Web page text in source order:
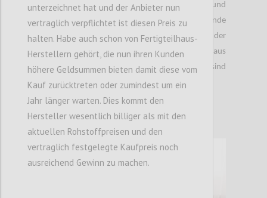
unerwartet hohen Nachfrage an Matratzen und
Möbel. Zur selben Zeit haben Produktionsstillstände
bei den Rohstofflieferanten zu Verknappungen der
Schaumstoffe geführt. Als logische Konsequenz aus
der hohen Nachfrage und des geringen Angebots sind
ebenso Preiserhöhungen zu erwarten.
unterzeichnet hat und der Anbieter nun
vertraglich verpflichtet ist diesen Preis zu
halten. Habe auch schon von Fertigteilhaus-
Herstellern gehört, die nun ihren Kunden
höhere Geldsummen bieten damit diese vom
Kauf zurücktreten oder zumindest um ein
Jahr länger warten. Dies kommt den
Hersteller wesentlich billiger als mit den
aktuellen Rohstoffpreisen und den
vertraglich festgelegte Kaufpreis noch
ausreichend Gewinn zu machen.